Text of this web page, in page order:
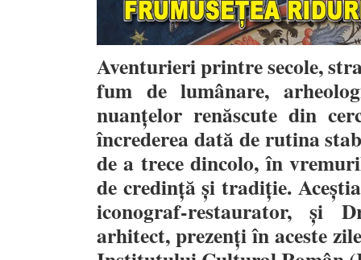
Aventurieri printre secole,
fum de lumânare,
nuanțelor renăscute din
încrederea dată de rutina
de a trece dincolo, în
de credință și tradiție.
iconograf-restaurator, și
arhitect, prezenți în aceste